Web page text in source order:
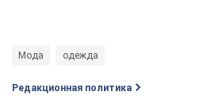
Мода одежда
Редакционная политика